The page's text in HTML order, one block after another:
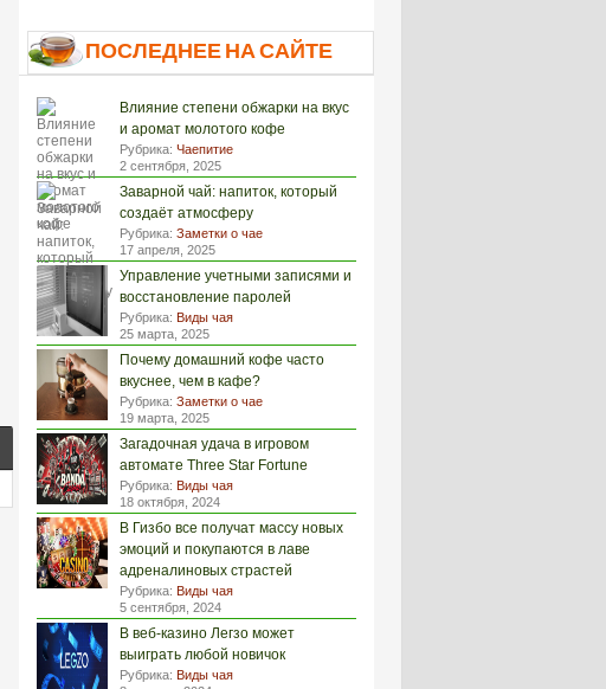
ПОСЛЕДНЕЕ НА САЙТЕ
Влияние степени обжарки на вкус
и аромат молотого кофе
Рубрика: Чаепитие
2 сентября, 2025
Заварной чай: напиток, который
создаёт атмосферу
Рубрика: Заметки о чае
17 апреля, 2025
Управление учетными записями и
восстановление паролей
Рубрика: Виды чая
25 марта, 2025
Почему домашний кофе часто
вкуснее, чем в кафе?
Рубрика: Заметки о чае
19 марта, 2025
Загадочная удача в игровом
автомате Three Star Fortune
Рубрика: Виды чая
18 октября, 2024
В Гизбо все получат массу новых
эмоций и покупаются в лаве
адреналиновых страстей
Рубрика: Виды чая
5 сентября, 2024
В веб-казино Легзо может
выиграть любой новичок
Рубрика: Виды чая